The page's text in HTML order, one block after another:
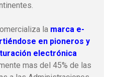
la marca e-
en pioneros y
electrónica
mas del 45% de las